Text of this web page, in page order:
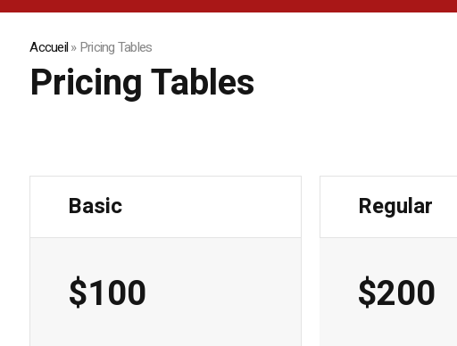
Accueil»Pricing Tables
Pricing Tables
Basic
$100
Regular
$200